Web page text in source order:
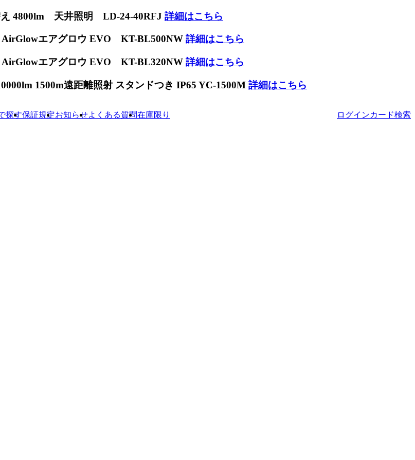
え 4800lm 天井照明 LD-24-40RFJ 詳細はこちら
AirGlowエアグロウ EVO KT-BL500NW 詳細はこちら
AirGlowエアグロウ EVO KT-BL320NW 詳細はこちら
1500m遠距離照射 スタンドつき IP65 YC-1500M 詳細はこちら
探す保証規定お知らせよくある質問在庫限り ログインカード検索